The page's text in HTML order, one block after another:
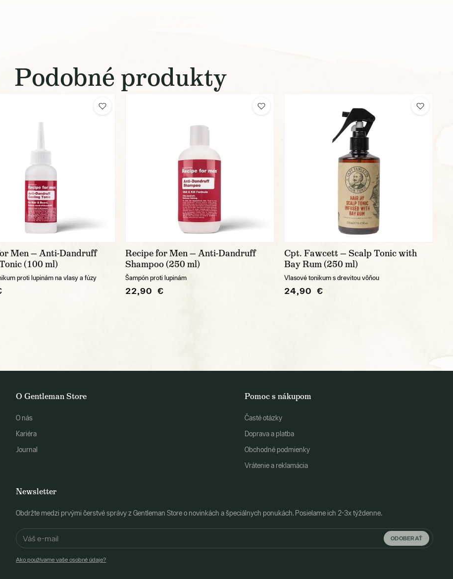
Podobné produkty
Men — Anti-Dandruff
(100 ml)
proti lupinám na vlasy a fúzy
Recipe for Men — Anti-Dandruff
Shampoo (250 ml)
Šampón proti lupinám
22,90 €
Cpt. Fawcett — Scalp Tonic with
Bay Rum (250 ml)
Vlasové tonikum s drevitou vôňou
24,90 €
O Gentleman Store
O nás
Kariéra
Journal
Pomoc s nákupom
Časté otázky
Doprava a platba
Obchodné podmienky
Vrátenie a reklamácia
Newsletter
Obdržte medzi prvými čerstvé správy z Gentleman Store o novinkách a špeciálnych ponukách. Posielame ich 2-3x týždenne.
ODOBERAŤ
Ako používame vaše osobné údaje?